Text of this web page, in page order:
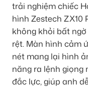
trải nghiệm chiếc
hình Zestech ZX10
không khỏi bất
rệt. Màn hình cảm
nét mang lại hình
năng ra lệnh giọng
đắc lực, giúp anh